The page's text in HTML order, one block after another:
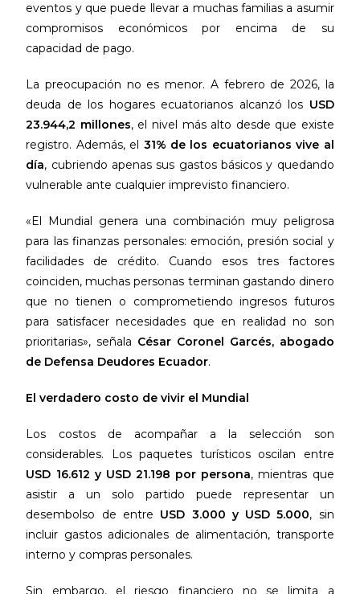
eventos y que puede llevar a muchas familias a asumir
compromisos económicos por encima de su
capacidad de pago.
La preocupación no es menor. A febrero de 2026, la
deuda de los hogares ecuatorianos alcanzó los USD
23.944,2 millones, el nivel más alto desde que existe
registro. Además, el 31% de los ecuatorianos vive al
día, cubriendo apenas sus gastos básicos y quedando
vulnerable ante cualquier imprevisto financiero.
«El Mundial genera una combinación muy peligrosa
para las finanzas personales: emoción, presión social y
facilidades de crédito. Cuando esos tres factores
coinciden, muchas personas terminan gastando dinero
que no tienen o comprometiendo ingresos futuros
para satisfacer necesidades que en realidad no son
prioritarias», señala César Coronel Garcés, abogado
de Defensa Deudores Ecuador.
El verdadero costo de vivir el Mundial
Los costos de acompañar a la selección son
considerables. Los paquetes turísticos oscilan entre
USD 16.612 y USD 21.198 por persona, mientras que
asistir a un solo partido puede representar un
desembolso de entre USD 3.000 y USD 5.000, sin
incluir gastos adicionales de alimentación, transporte
interno y compras personales.
Sin embargo, el riesgo financiero no se limita a